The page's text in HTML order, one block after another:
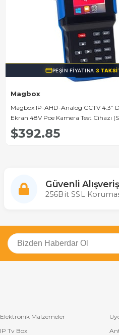
PEŞIN FIYATINA3
Magbox
Magbox IP-AHD-Analog CCTV 4.3”
Ekran 48V Poe Kamera Test Cihazı
Desteği)
$392.85
Güvenli Alışveriş
256Bit SSL
Elektronik Malzemeler
IP Tv Box